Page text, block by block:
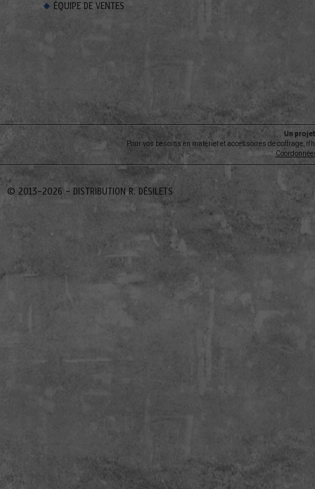
Un
Pour vos besoins en matériel et accessoires de coffrage,
ÉQUIPE DE VENTES
© 2013-2026 - DISTRIBUTION R. DÉSILETS